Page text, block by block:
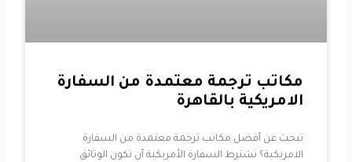
مكاتب ترجمة معتمدة من السفارة
الامريكية بالقاهرة
تبحث عن أفضل مكاتب ترجمة معتمدة من السفارة
الامريكية؟ تشترط السفارة الأمريكية أن تكون الوثائق